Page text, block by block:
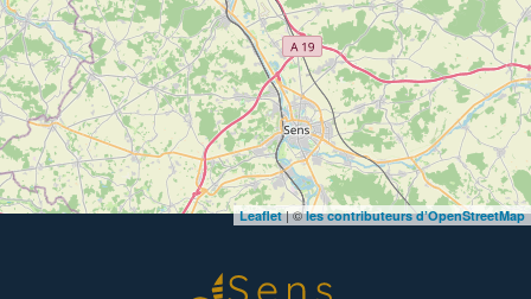
Leaflet| ©les contributeurs d’OpenStreetMap